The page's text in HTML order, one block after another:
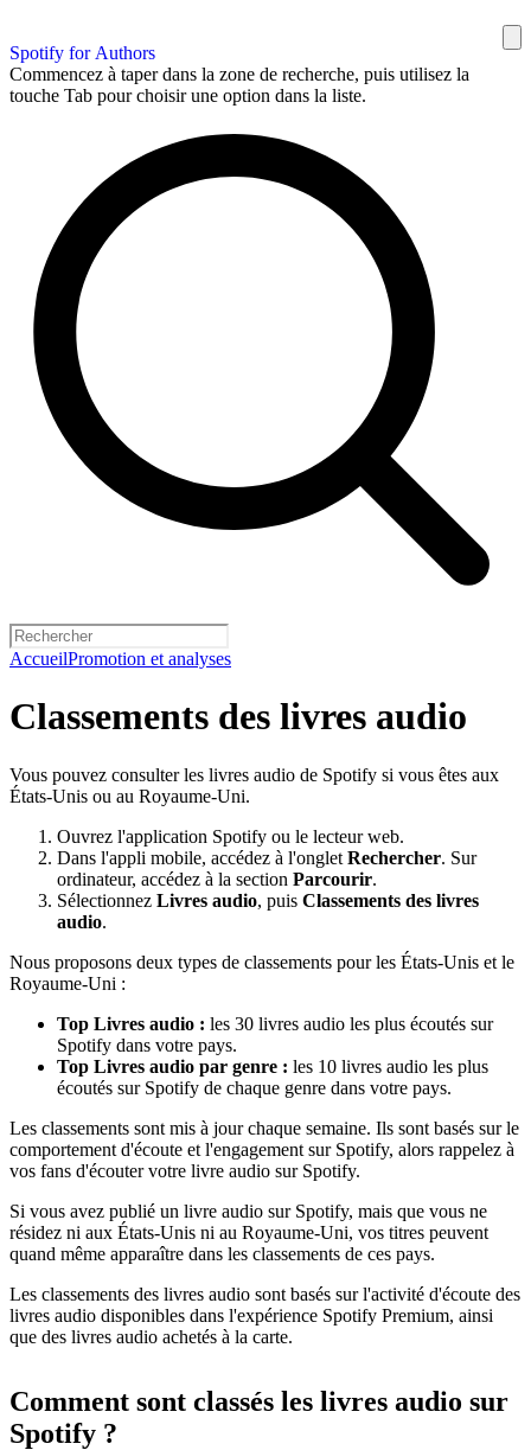
Spotify for Authors
Commencez à taper dans la zone de recherche, puis utilisez la
touche Tab pour choisir une option dans la liste.
AccueilPromotion et analyses
Classements des livres audio
Vous pouvez consulter les livres audio de Spotify si vous êtes aux
États-Unis ou au Royaume-Uni.
Ouvrez l'application Spotify ou le lecteur web.
Dans l'appli mobile, accédez à l'onglet Rechercher. Sur
ordinateur, accédez à la section Parcourir.
Sélectionnez Livres audio, puis Classements des livres
audio.
Nous proposons deux types de classements pour les États-Unis et le
Royaume-Uni :
Top Livres audio : les 30 livres audio les plus écoutés sur
Spotify dans votre pays.
Top Livres audio par genre : les 10 livres audio les plus
écoutés sur Spotify de chaque genre dans votre pays.
Les classements sont mis à jour chaque semaine. Ils sont basés sur le
comportement d'écoute et l'engagement sur Spotify, alors rappelez à
vos fans d'écouter votre livre audio sur Spotify.
Si vous avez publié un livre audio sur Spotify, mais que vous ne
résidez ni aux États-Unis ni au Royaume-Uni, vos titres peuvent
quand même apparaître dans les classements de ces pays.
Les classements des livres audio sont basés sur l'activité d'écoute des
livres audio disponibles dans l'expérience Spotify Premium, ainsi
que des livres audio achetés à la carte.
Comment sont classés les livres audio sur
Spotify ?